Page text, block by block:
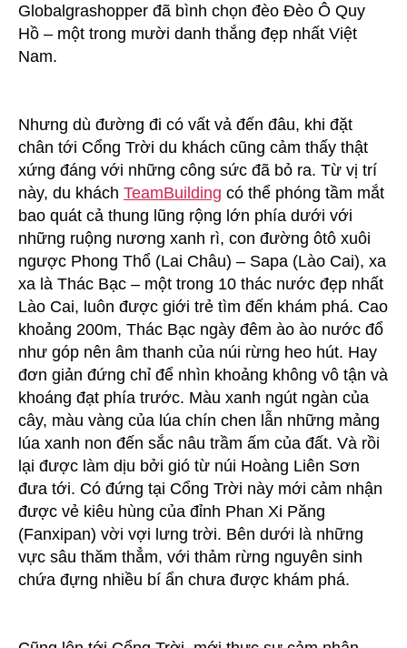
Globalgrashopper đã bình chọn đèo Đèo Ô Quy
Hồ – một trong mười danh thắng đẹp nhất Việt
Nam.
Nhưng dù đường đi có vất vả đến đâu, khi đặt
chân tới Cổng Trời du khách cũng cảm thấy thật
xứng đáng với những công sức đã bỏ ra. Từ vị trí
này, du khách TeamBuilding có thể phóng tầm mắt
bao quát cả thung lũng rộng lớn phía dưới với
những ruộng nương xanh rì, con đường ôtô xuôi
ngược Phong Thổ (Lai Châu) – Sapa (Lào Cai), xa
xa là Thác Bạc – một trong 10 thác nước đẹp nhất
Lào Cai, luôn được giới trẻ tìm đến khám phá. Cao
khoảng 200m, Thác Bạc ngày đêm ào ào nước đổ
như góp nên âm thanh của núi rừng heo hút. Hay
đơn giản đứng chỉ để nhìn khoảng không vô tận và
khoáng đạt phía trước. Màu xanh ngút ngàn của
cây, màu vàng của lúa chín chen lẫn những mảng
lúa xanh non đến sắc nâu trầm ấm của đất. Và rồi
lại được làm dịu bởi gió từ núi Hoàng Liên Sơn
đưa tới. Có đứng tại Cổng Trời này mới cảm nhận
được vẻ kiêu hùng của đỉnh Phan Xi Păng
(Fanxipan) vời vợi lưng trời. Bên dưới là những
vực sâu thăm thẳm, với thảm rừng nguyên sinh
chứa đựng nhiều bí ẩn chưa được khám phá.